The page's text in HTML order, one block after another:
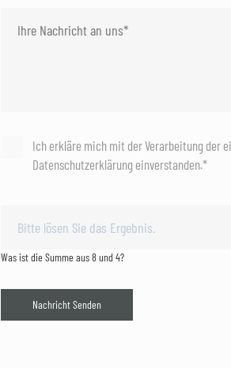
Ich erkläre mich mit der Verarbeitung der
Datenschutzerklärung einverstanden.*
Was ist die Summe aus 8 und 4?
Nachricht Senden